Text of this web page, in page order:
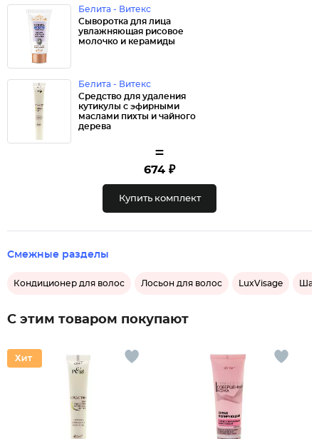
Белита - Витекс
Сыворотка для лица
увлажняющая рисовое
молочко и керамиды
Белита - Витекс
Средство для удаления
кутикулы с эфирными
маслами пихты и чайного
дерева
=
674 ₽
Купить комплект
Смежные разделы
Кондиционер для волос Лосьон для волос LuxVisage
С этим товаром покупают